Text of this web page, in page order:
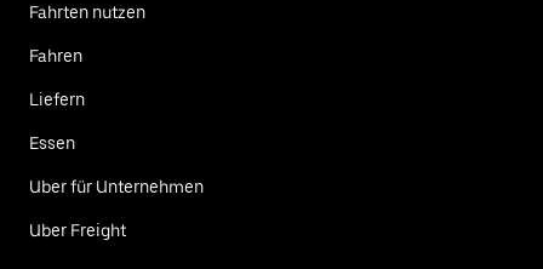
Fahrten nutzen
Fahren
Liefern
Essen
Uber für Unternehmen
Uber Freight